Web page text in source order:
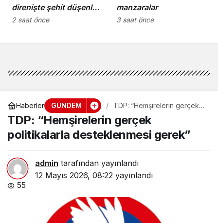
direnişte şehit düşenler
cumartesi günü
2 saat önce
manzaralar
3 saat önce
Haberler GÜNDEM
TDP: “Hemşirelerin gerçek
gerek”
TDP: “Hemşirelerin gerçek
politikalarla desteklenmesi gerek”
admin tarafından yayınlandı
12 Mayıs 2026, 08:22 yayınlandı
55